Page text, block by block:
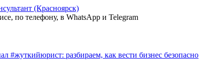
по телефону, в WhatsApp и Telegram
#жуткийюрист: разбираем, как вести бизнес безопасно